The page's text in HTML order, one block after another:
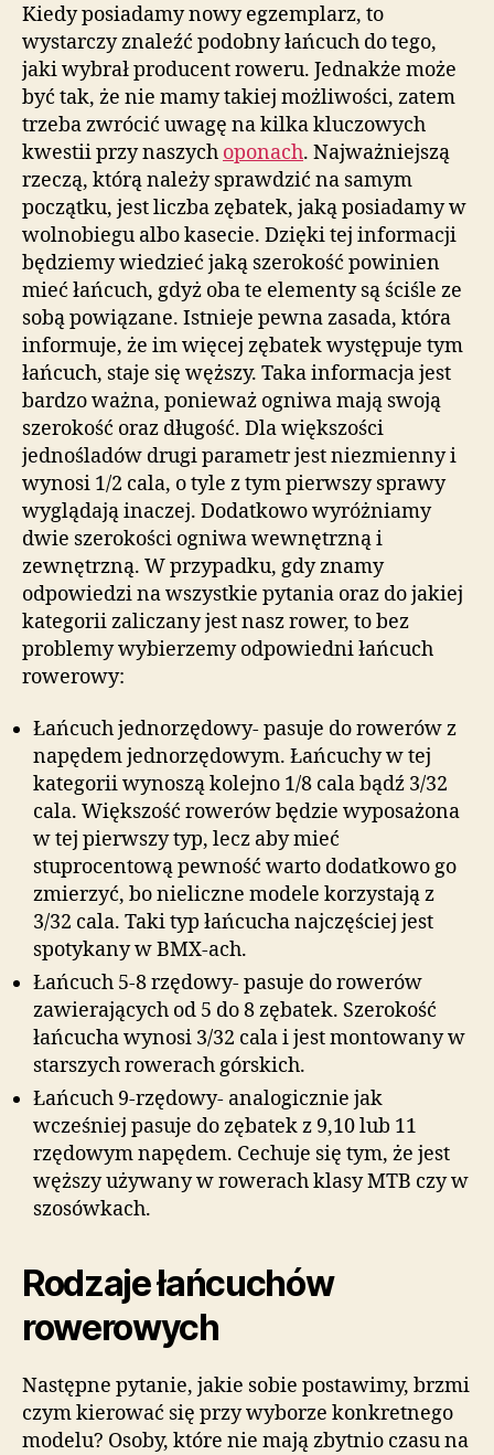
Kiedy posiadamy nowy egzemplarz, to
wystarczy znaleźć podobny łańcuch do tego,
jaki wybrał producent roweru. Jednakże może
być tak, że nie mamy takiej możliwości, zatem
trzeba zwrócić uwagę na kilka kluczowych
kwestii przy naszych oponach. Najważniejszą
rzeczą, którą należy sprawdzić na samym
początku, jest liczba zębatek, jaką posiadamy w
wolnobiegu albo kasecie. Dzięki tej informacji
będziemy wiedzieć jaką szerokość powinien
mieć łańcuch, gdyż oba te elementy są ściśle ze
sobą powiązane. Istnieje pewna zasada, która
informuje, że im więcej zębatek występuje tym
łańcuch, staje się węższy. Taka informacja jest
bardzo ważna, ponieważ ogniwa mają swoją
szerokość oraz długość. Dla większości
jednośladów drugi parametr jest niezmienny i
wynosi 1/2 cala, o tyle z tym pierwszy sprawy
wyglądają inaczej. Dodatkowo wyróżniamy
dwie szerokości ogniwa wewnętrzną i
zewnętrzną. W przypadku, gdy znamy
odpowiedzi na wszystkie pytania oraz do jakiej
kategorii zaliczany jest nasz rower, to bez
problemy wybierzemy odpowiedni łańcuch
rowerowy:
Łańcuch jednorzędowy- pasuje do rowerów z
napędem jednorzędowym. Łańcuchy w tej
kategorii wynoszą kolejno 1/8 cala bądź 3/32
cala. Większość rowerów będzie wyposażona
w tej pierwszy typ, lecz aby mieć
stuprocentową pewność warto dodatkowo go
zmierzyć, bo nieliczne modele korzystają z
3/32 cala. Taki typ łańcucha najczęściej jest
spotykany w BMX-ach.
Łańcuch 5-8 rzędowy- pasuje do rowerów
zawierających od 5 do 8 zębatek. Szerokość
łańcucha wynosi 3/32 cala i jest montowany w
starszych rowerach górskich.
Łańcuch 9-rzędowy- analogicznie jak
wcześniej pasuje do zębatek z 9,10 lub 11
rzędowym napędem. Cechuje się tym, że jest
węższy używany w rowerach klasy MTB czy w
szosówkach.
Rodzaje łańcuchów
rowerowych
Następne pytanie, jakie sobie postawimy, brzmi
czym kierować się przy wyborze konkretnego
modelu? Osoby, które nie mają zbytnio czasu na